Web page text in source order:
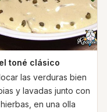
toné clásico
las verduras bien
y lavadas junto con
en una olla